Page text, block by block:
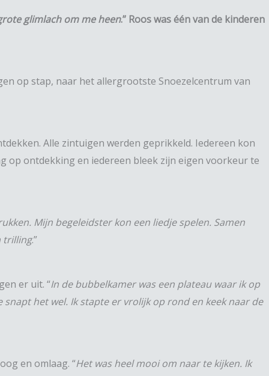
glimlach om me heen.” Roos was één van de kinderen
op stap, naar het allergrootste Snoezelcentrum van
Alle zintuigen werden geprikkeld. Iedereen kon
op ontdekking en iedereen bleek zijn eigen voorkeur te
Mijn begeleidster kon een liedje spelen. Samen
trilling.”
er uit. “In de bubbelkamer was een plateau waar ik op
het wel. Ik stapte er vrolijk op rond en keek naar de
en omlaag. “Het was heel mooi om naar te kijken. Ik